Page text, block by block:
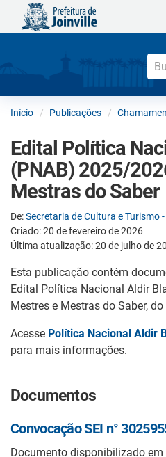
Início Publicações
Edital Política
(PNAB) 2025/
Mestras do Saber
De:Secretaria de Cultura e Turismo -
Criado: 20 de fevereiro de 2026
Última atualização: 20 de julho de
Esta publicação contém
Edital Política Nacional Aldir
Mestres e Mestras do Saber,
Acesse Política Nacional Aldir
para mais informações.
Documentos
Convocação SEI n°
Documento disponibilizado